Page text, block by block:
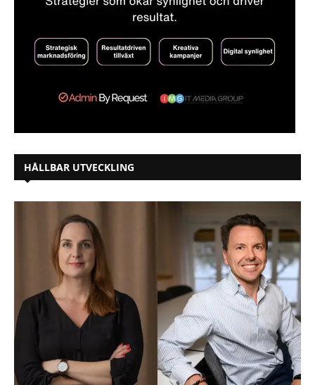
HÅLLBAR UTVECKLING